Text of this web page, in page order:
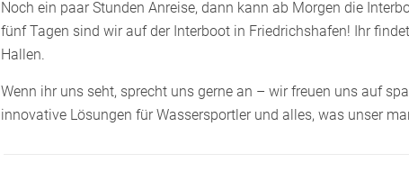
Noch ein paar Stunden Anreise, dann kann ab Morgen die
fünf Tagen sind wir auf der Interboot in Friedrichshafen! Ihr
Hallen.
Wenn ihr uns seht, sprecht uns gerne an – wir freuen uns auf
innovative Lösungen für Wassersportler und alles, was unser